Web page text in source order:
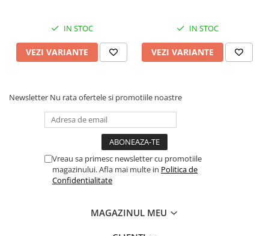
IN STOC
VEZI VARIANTE
IN STOC
VEZI VARIANTE
Newsletter Nu rata ofertele si promotiile noastre
Vreau sa primesc newsletter cu promotiile
magazinului. Afla mai multe in Politica de
Confidentialitate
MAGAZINUL MEU